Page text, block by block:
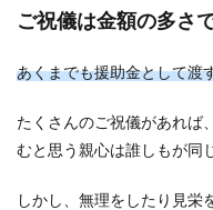
ご祝儀は金額の多さ
あくまでも援助金として渡
たくさんのご祝儀があれば
むと思う親心は誰しもが同
しかし、無理をしたり見栄